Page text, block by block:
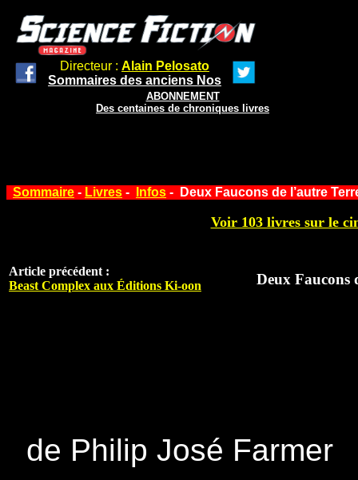
Directeur : Alain Pelosato
Sommaires des anciens Nos
ABONNEMENT
Des centaines de chroniques livres
Sommaire - Livres - Infos - Deux Faucons de l’autre
Voir 103 livres sur le
Article précédent :
Beast Complex aux Éditions Ki-oon
Deux Faucons
de Philip José Farmer